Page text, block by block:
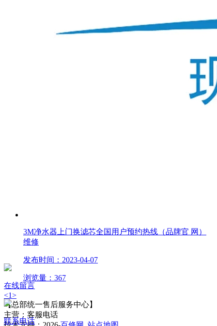
3M净水器上门换滤芯全国用户预约热线（品牌官 网）
维修
发布时间：2023-04-07
浏览量：367
<1>
【总部统一售后服务中心】
主营：客服电话
在线留言
联系电话